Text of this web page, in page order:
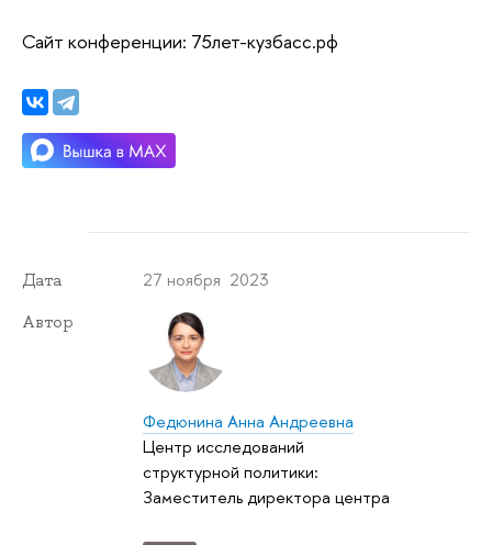
Сайт конференции: 75лет-кузбасс.рф
Дата 27 ноября 2023
Автор
Федюнина Анна Андреевна
Центр исследований
структурной политики:
Заместитель директора центра